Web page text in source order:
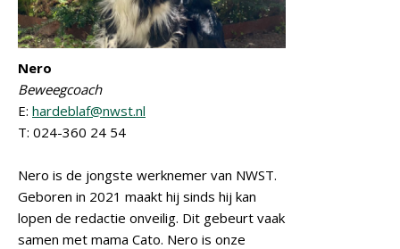
Nero
Beweegcoach
E: hardeblaf@nwst.nl
T: 024-360 24 54
Nero is de jongste werknemer van NWST.
Geboren in 2021 maakt hij sinds hij kan
lopen de redactie onveilig. Dit gebeurt vaak
samen met mama Cato. Nero is onze